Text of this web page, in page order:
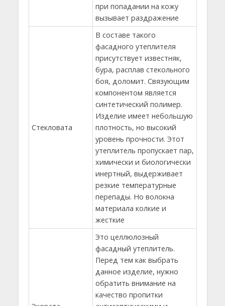
при попадании на кожу
вызывает раздражение
Стекловата
В составе такого
фасадного утеплителя
присутствует известняк,
бура, расплав стекольного
боя, доломит. Связующим
компонентом является
синтетический полимер.
Изделие имеет небольшую
плотность, но высокий
уровень прочности. Этот
утеплитель пропускает пар,
химически и биологически
инертный, выдерживает
резкие температурные
перепады. Но волокна
материала колкие и
жесткие
Это целлюлозный
фасадный утеплитель.
Перед тем как выбрать
данное изделие, нужно
обратить внимание на
качество пропитки